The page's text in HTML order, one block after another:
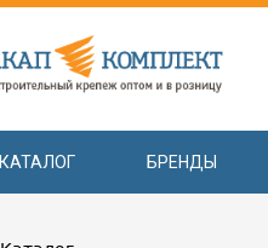
КАТАЛОГ БРЕНДЫ